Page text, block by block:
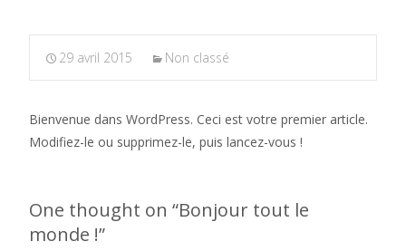
29 avril 2015 Non classé
Bienvenue dans WordPress. Ceci est votre premier article.
Modifiez-le ou supprimez-le, puis lancez-vous !
One thought on “Bonjour tout le
monde !”